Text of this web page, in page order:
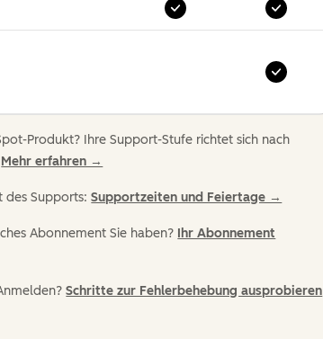
Produkt? Ihre Support-Stufe richtet sich nach
Mehr erfahren →
des Supports:Supportzeiten und Feiertage →
Abonnement Sie haben? Ihr Abonnement
Schritte zur Fehlerbehebung ausprobieren